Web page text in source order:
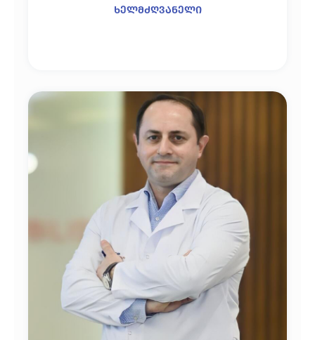
ხელმძღვანელი